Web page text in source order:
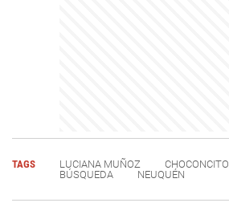
TAGS LUCIANA MUÑOZ CHOCONCITO
BÚSQUEDA
NEUQUÉN